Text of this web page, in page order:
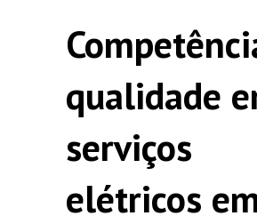
qualidade
serviços
elétricos